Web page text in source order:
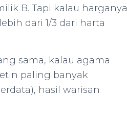
B. Tapi kalau harganya
dari 1/3 dari harta
sama, kalau agama
paling banyak
hasil warisan